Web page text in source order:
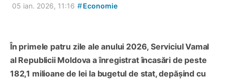
05 ian. 2026, 11:16 #Economie
În primele patru zile ale anului 2026, Serviciul Vamal
al Republicii Moldova a înregistrat încasări de peste
182,1 milioane de lei la bugetul de stat, depășind cu